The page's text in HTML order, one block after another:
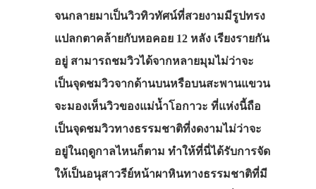
จนกลายมาเป็นวิวทิวทัศน์ที่สวยงามมีรูปทรง
แปลกตาคล้ายกับหอคอย 12 หลัง เรียงรายกัน
อยู่ สามารถชมวิวได้จากหลายมุมไม่ว่าจะ
เป็นจุดชมวิวจากด้านบนหรือบนสะพานแขวน
จะมองเห็นวิวของแม่น้ำโอกาวะ ที่แห่งนี้ถือ
เป็นจุดชมวิวทางธรรมชาติที่งดงามไม่ว่าจะ
อยู่ในฤดูกาลไหนก็ตาม ทำให้ที่นี่ได้รับการจัด
ให้เป็นอนุสาวรีย์หน้าผาหินทางธรรมชาติที่มี